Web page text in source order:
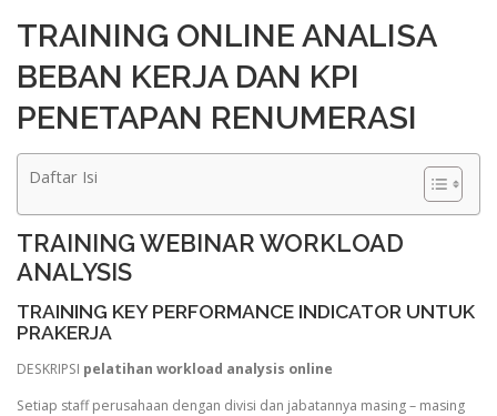
TRAINING ONLINE ANALISA
BEBAN KERJA DAN KPI
PENETAPAN RENUMERASI
Daftar Isi
TRAINING WEBINAR WORKLOAD
ANALYSIS
TRAINING KEY PERFORMANCE INDICATOR UNTUK
PRAKERJA
DESKRIPSI pelatihan workload analysis online
Setiap staff perusahaan dengan divisi dan jabatannya masing – masing